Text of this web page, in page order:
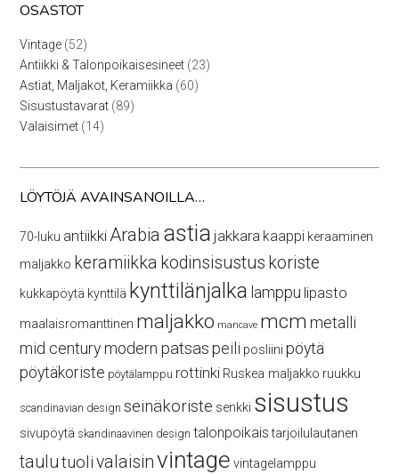
OSASTOT
Vintage 5252
tuotetta
Antiikki & Talonpoikaisesineet 2323
Astiat, Maljakot, Keramiikka 6060
Sisustustavarat 8989
Valaisimet 1414
LÖYTÖJÄ AVAINSANOILLA…
70-luku antiikki Arabia astia jakkara kaappi keraaminen
maljakko keramiikka kodinsisustus koriste
kukkapöytä kynttilä kynttilänjalka lamppu lipasto
maalaisromanttinen maljakko mancave mcm metalli
mid century modern patsaspeili posliini pöytä
pöytäkoriste pöytälamppu rottinki Ruskea maljakko ruukku
scandinavian design seinäkoriste senkki sisustus
sivupöytä skandinaavinen design talonpoikais tarjoilulautanen
taulutuolivalaisinvintage vintagelamppu